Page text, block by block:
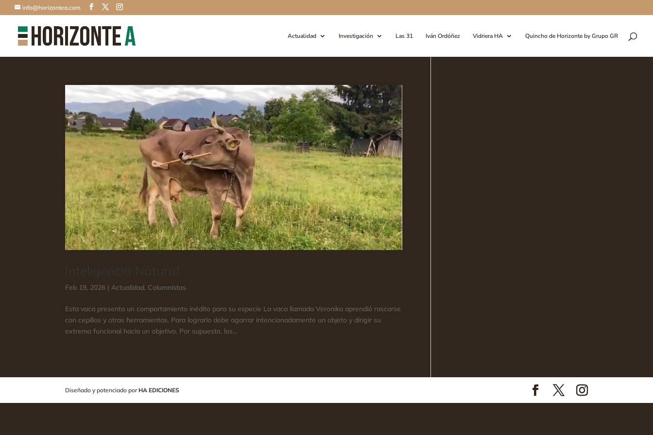
info@horizontea.com
Actualidad Investigación Las 31 Iván Ordóñez Vidriera HA Quincho de Horizonte by Grupo GR
Feb 19, 2026 |Actualidad, Columnistas
Esta vaca presenta un comportamiento inédito para su especie La vaca llamada Veronika aprendió rascarse
con cepillos y otras herramientas. Para lograrlo debe agarrar intencionadamente un objeto y dirigir su
extremo funcional hacia un objetivo. Por supuesto, los...
Diseñado y potenciado por HA EDICIONES